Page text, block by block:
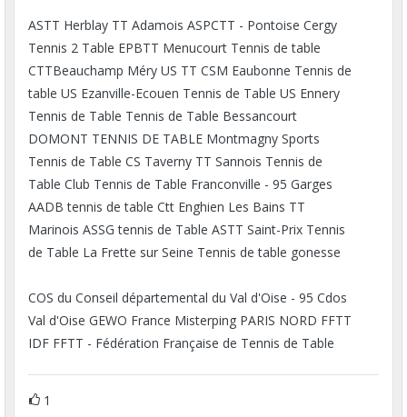
ASTT Herblay TT Adamois ASPCTT - Pontoise Cergy
Tennis 2 Table EPBTT Menucourt Tennis de table
CTTBeauchamp Méry US TT CSM Eaubonne Tennis de
table US Ezanville-Ecouen Tennis de Table US Ennery
Tennis de Table Tennis de Table Bessancourt
DOMONT TENNIS DE TABLE Montmagny Sports
Tennis de Table CS Taverny TT Sannois Tennis de
Table Club Tennis de Table Franconville - 95 Garges
AADB tennis de table Ctt Enghien Les Bains TT
Marinois ASSG tennis de Table ASTT Saint-Prix Tennis
de Table La Frette sur Seine Tennis de table gonesse
COS du Conseil départemental du Val d'Oise - 95 Cdos
Val d'Oise GEWO France Misterping PARIS NORD FFTT
IDF FFTT - Fédération Française de Tennis de Table
1